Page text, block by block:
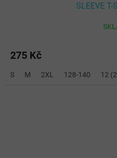
SLEEVE T-
275 Kč
S M 2XL 128-140 12